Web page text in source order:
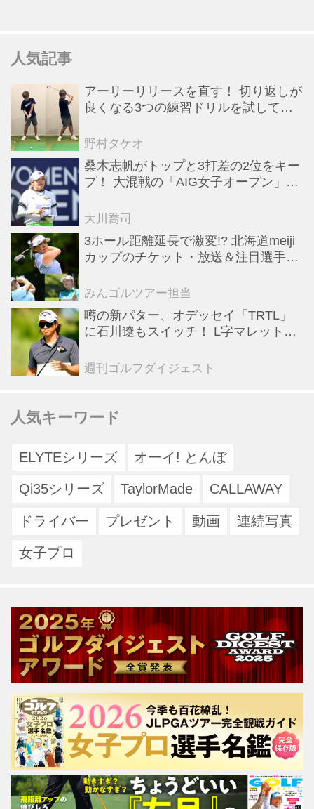
人気記事
アーリーリリースを直す！ 切り返しが
良くなる3つの練習ドリルを試してみ
野村タケオ
桑木志帆がトップと3打差の2位をキー
プ！ 大混戦の「AIG女子オープン」で
の最終日へ【米女子ツアー】
大川喬司
3ホール距離延長で激変!? 北海道meiji
カップのチケット・放送＆注目選手ま
ド】
みんゴルツアー担当
噂の新パター、オデッセイ「TRTL」
に石川遼もスイッチ！ L字マレットか
週刊ゴルフダイジェスト
人気キーワード
ELYTEシリーズ オーイ! とんぼ
Qi35シリーズ TaylorMade CALLAWAY
ドライバー プレゼント 動画 連続写真
女子プロ